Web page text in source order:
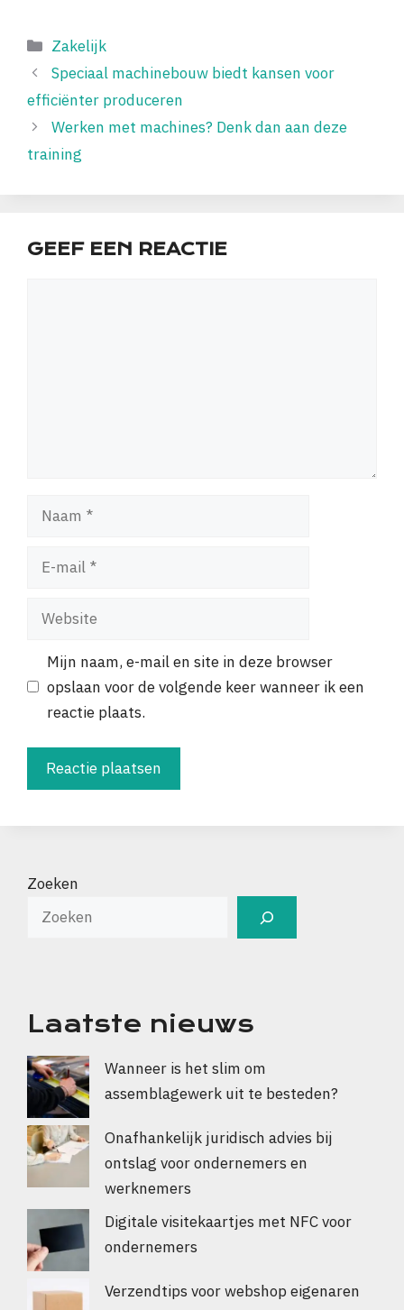
Categorieën
Zakelijk
Speciaal machinebouw biedt kansen voor
efficiënter produceren
Werken met machines? Denk dan aan deze
training
GEEF EEN REACTIE
Naam
Website
Mijn naam, e-mail en site in deze browser
opslaan voor de volgende keer wanneer ik een
reactie plaats.
Zoeken
Laatste nieuws
Wanneer is het slim om
assemblagewerk uit te besteden?
Onafhankelijk juridisch advies bij
ontslag voor ondernemers en
werknemers
Digitale visitekaartjes met NFC voor
ondernemers
Verzendtips voor webshop eigenaren